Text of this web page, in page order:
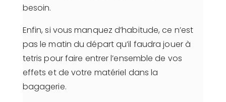
besoin.
Enfin, si vous manquez d’habitude, ce n’est
pas le matin du départ qu’il faudra jouer à
tetris pour faire entrer l’ensemble de vos
effets et de votre matériel dans la
bagagerie.